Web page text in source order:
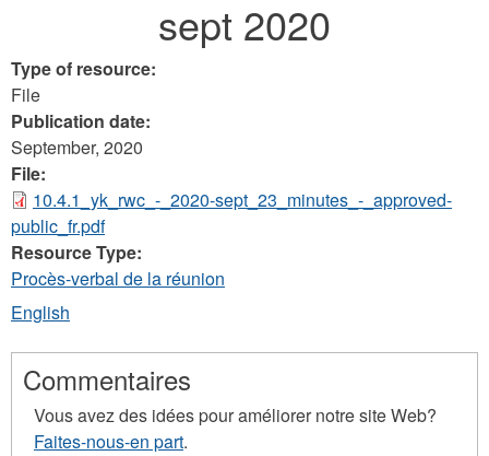
sept 2020
Type of resource:
File
Publication date:
September, 2020
File:
10.4.1_yk_rwc_-_2020-sept_23_minutes_-_approved-
public_fr.pdf
Resource Type:
Procès-verbal de la réunion
English
Commentaires
Vous avez des idées pour améliorer notre site Web?
Faites-nous-en part.